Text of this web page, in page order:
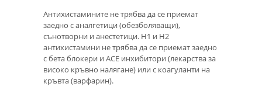
Антихистамините не трябва да се приемат
заедно с аналгетици (обезболяващи),
сънотворни и анестетици. H1 и H2
антихистамини не трябва да се приемат заедно
с бета блокери и АСЕ инхибитори (лекарства за
високо кръвно налягане) или с коагуланти на
кръвта (варфарин).